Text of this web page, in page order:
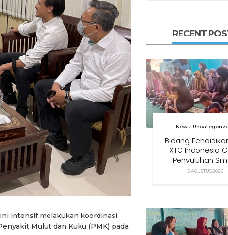
intensif melakukan koordinasi
Mulut dan Kuku (PMK) pada
RECENT
News
Bidang
XTC Indonesia
Penyuluhan
Parenting Di
5 AGUSTUS 2026